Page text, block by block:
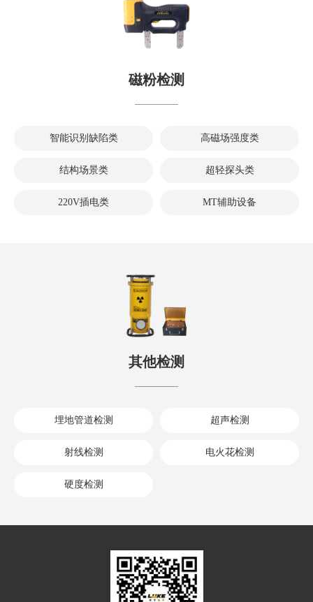
磁粉检测
智能识别缺陷类 高磁场强度类
结构场景类 超轻探头类
220V插电类 MT辅助设备
其他检测
埋地管道检测 超声检测
射线检测 电火花检测
硬度检测